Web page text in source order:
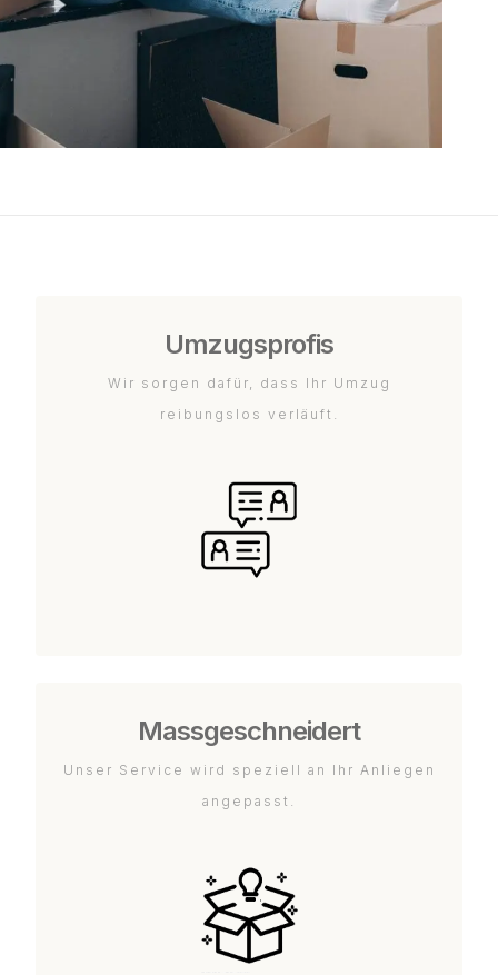
Umzugsprofis
Wir sorgen dafür, dass Ihr Umzug
reibungslos verläuft.
Massgeschneidert
Unser Service wird speziell an Ihr Anliegen
angepasst.